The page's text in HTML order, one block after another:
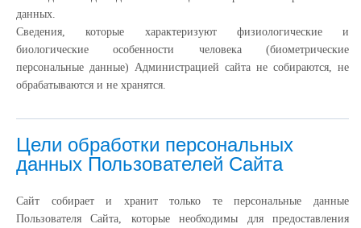
данных.
Сведения, которые характеризуют физиологические и
биологические особенности человека (биометрические
персональные данные) Администрацией сайта не собираются, не
обрабатываются и не хранятся.
Цели обработки персональных
данных Пользователей Сайта
Сайт собирает и хранит только те персональные данные
Пользователя Сайта, которые необходимы для предоставления